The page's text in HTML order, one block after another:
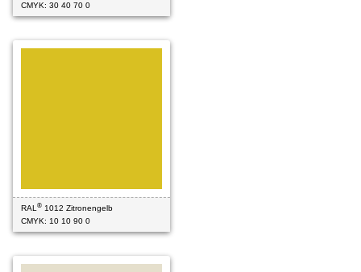
CMYK: 30 40 70 0
RAL® 1012 Zitronengelb
CMYK: 10 10 90 0